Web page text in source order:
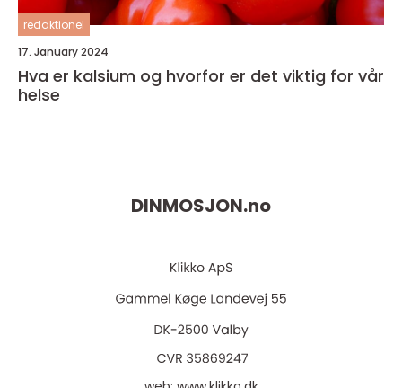
redaktionel
17. January 2024
Hva er kalsium og hvorfor er det viktig for vår
helse
DINMOSJON.no